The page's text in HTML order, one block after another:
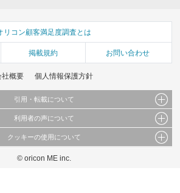
リコン顧客満足度調査とは
掲載規約 お問い合わせ
社概要 個人情報保護方針
引用・転載について
報（文字、写真、イラスト、画像データ等）及びこれらの配
なく無断転載・複製などの二次利用を行うことは固く禁じて
利用者の声について
はすべてサービスの利用者が提出された見解・感想です。
とをご理解いただいた上でご覧ください。
クッキーの使用について
して、ユーザーに合わせたコンテンツや広告の表示、ソー
© oricon ME inc.